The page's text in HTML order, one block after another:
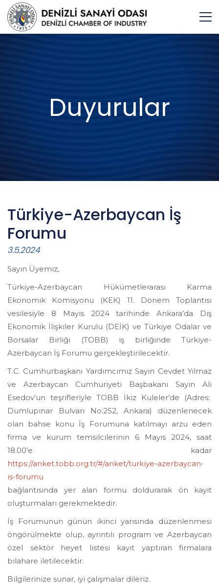
Duyurular
Türkiye-Azerbaycan İş
Forumu
3.5.2024
Sayın Üyemiz,
Türkiye-Azerbaycan Hükümetlerarası Karma
Ekonomik Komisyonu (KEK) 11. Dönem Toplantısı
vesilesiyle 8 Mayıs 2024 tarihinde Ankara’da Dış
Ekonomik İlişkiler Kurulu (DEİK) ve Türkiye Odalar ve
Borsalar Birliği (TOBB) iş birliğinde Türkiye-
Azerbaycan İş Forumu gerçekleştirilecektir.
T.C. Cumhurbaşkanı Yardımcımız Sayın Cevdet Yılmaz
ve Azerbaycan Cumhuriyeti Başbakanı Sayın Ali
Esedov’un teşrifleriyle TOBB İkiz Kuleler’de (Adres:
Dumlupınar Bulvarı No:252, Ankara) düzenlenecek
olan bahse konu İş Forumuna katılmayı arzu eden
firma ve kurum temsilcilerinin 6 Mayıs 2024, saat
18.00’e kadar
https://anket.tobb.org.tr/#/anket/turkiye-azerbaycan-
is-forumu
bağlantısında yer alan formu doldurarak ön kayıt
oluşturmaları gerekmektedir.
İş Forumunun günün ikinci yarısında düzenlenmesi
öngörülmekte olup, ayrıntılı program ve Azerbaycan
özel sektör heyet listesi kayıt yaptıran firmalara
bilahare iletilecektir.
Bilgilerinize sunar, iyi çalışmalar dileriz.